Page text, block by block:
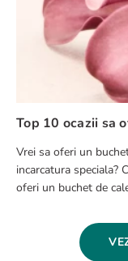
Top 10 ocazii sa
Vrei sa oferi un
incarcatura speciala?
oferi un buchet de